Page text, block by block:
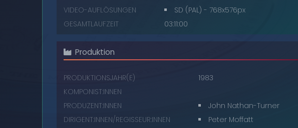
VIDEO-AUFLÖSUNGEN
SD (PAL) - 768x576px
GESAMTLAUFZEIT
03:11:00
Produktion
PRODUKTIONSJAHR(E)
1983
KOMPONIST:INNEN
PRODUZENT:INNEN
John Nathan-Turner
DIRIGENT:INNEN/REGISSEUR:INNEN
Peter Moffatt